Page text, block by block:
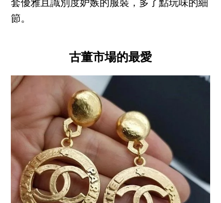
套優雅且識別度妒嫉的服裝，多了點玩味的細
節。
古董市場的最愛